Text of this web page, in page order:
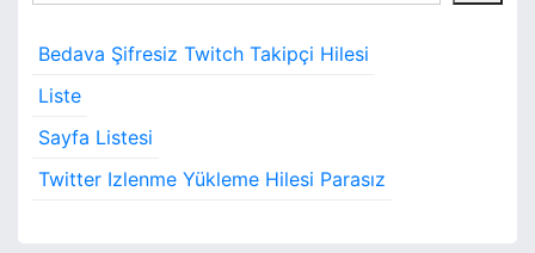
Bedava Şifresiz Twitch Takipçi Hilesi
Liste
Sayfa Listesi
Twitter Izlenme Yükleme Hilesi Parasız